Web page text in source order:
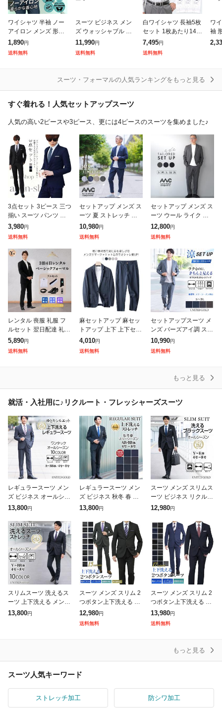
ネクタイピン
その他スーツ・フォーマル
ワイシャツ 半袖 ノー
アイロン メンズ 形態
安定 ニットシャツ ボ
タンダウン 2枚は2通
1,890円
送料無料
スーツ ビジネス メン
ズ ウォッシャブル ス
トレッチ カジュアル
セットアップ 有 春 夏
11,990円
送料無料
白ワイシャツ 長袖5枚
セット 1枚あたり149
9円 形態安定 ワイシ
ャツ 送料無料 ビジネ
7,495円
送料無料
ワ
袖
カ
スーツ・フォーマルの人気ランキングをもっと見る
すぐ着れる！人気セットアップスーツ
人気の高い2ピースや3ピース、更には4ピースのスーツを集めました♪
3点セット 3ピース 三つ
揃い スーツ パンツ ベ
スト メンズスーツ スリ
ム 大きい スタイリッシ
アルス
3,980円
送料無料
セットアップ メンズ ス
ーツ 夏 ストレッチ ブ
ランド AWC 夏用 シア
サッカー 伸びる 春夏
ラード
10,980円
送料無料
セットアップ メンズ ス
ーツ ウール ライク ス
トレッチ ブランド AW
C オールシーズン 伸び
ーラード
12,800円
送料無料
レンタル 喪服 礼服 フ
ルセット 翌日配達 礼服
シングル 略礼服 結婚式
披露宴 葬式 葬儀 通夜
5,890円
送料無料
麻セットアップ 麻セッ
トアップ 上下 上下セッ
ト 接触冷感 サマージャ
ケット パンツ 麻 リネ
4,010円
送料無料
セットアップスーツ メ
ンズ バーズアイ調 スト
レッチ 軽量 春夏秋 ス
リーシーズン ジャケッ
10,990円
送料無料
もっと見る
就活・入社用に♪リクルート・フレッシャーズスーツ
レギュラースーツ メン
ズ ビジネス オールシー
ズン 春夏 秋 秋冬 メン
ツ ウォッシャブルスー
ツ
13,800円
レギュラースーツ メン
ズ ビジネス 秋冬 春 ス
リーシーズン メンズス
ォッシャブル 上下洗え
る ワンタッ
13,800円
スーツ メンズ スリムス
ーツ ビジネス リクルー
ト ブラックスーツ 黒無
いサイズ 洗えるスラッ
クス
12,980円
スリムスーツ 洗えるス
ーツ 上下洗える メンズ
スリム ビジネス オール
13,800円
スーツ メンズ スリム 2
つボタン上下洗える ウ
ォッシャブル 春夏秋・
秋冬春 背抜き仕立て・
12,980円
送料無料
スーツ メンズ スリム 2
つボタン上下洗える ウ
ォッシャブルスーツ 春
夏秋 3シーズン ストレ
13,980円
送料無料
もっと見る
スーツ人気キーワード
ストレッチ加工 防シワ加工